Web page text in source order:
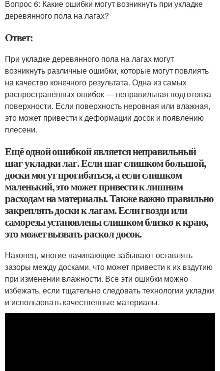
Вопрос 6: Какие ошибки могут возникнуть при укладке
деревянного пола на лагах?
Ответ:
При укладке деревянного пола на лагах могут
возникнуть различные ошибки, которые могут повлиять
на качество конечного результата. Одна из самых
распространённых ошибок — неправильная подготовка
поверхности. Если поверхность неровная или влажная,
это может привести к деформации досок и появлению
плесени.
Ещё одной ошибкой является неправильный
шаг укладки лаг. Если шаг слишком большой,
доски могут прогибаться, а если слишком
маленький, это может привести к лишним
расходам на материалы. Также важно правильно
закреплять доски к лагам. Если гвозди или
саморезы установлены слишком близко к краю,
это может вызвать раскол досок.
Наконец, многие начинающие забывают оставлять
зазоры между досками, что может привести к их вздутию
при изменении влажности. Все эти ошибки можно
избежать, если тщательно следовать технологии укладки
и использовать качественные материалы.